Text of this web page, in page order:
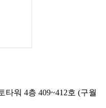
타워 4층 409~412호 (구월